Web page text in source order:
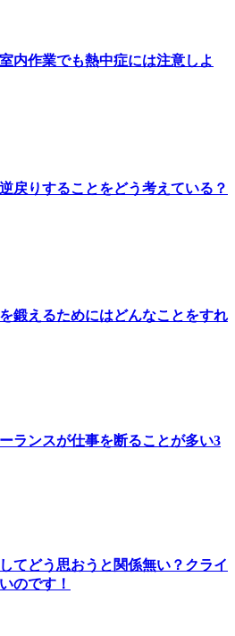
内作業でも熱中症には注意しよ
戻りすることをどう考えている？
鍛えるためにはどんなことをすれ
ランスが仕事を断ることが多い3
てどう思おうと関係無い？クライ
のです！